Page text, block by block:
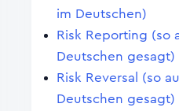
im Deutschen)
Risk Reporting (so
Deutschen gesagt)
Risk Reversal (so
Deutschen gesagt)